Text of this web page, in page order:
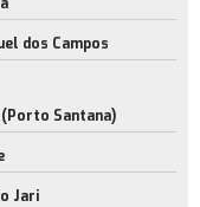
dos Campos
Santana)
Jari